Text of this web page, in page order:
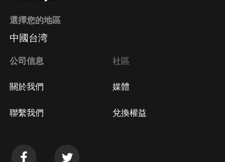
選擇您的地區
中國台湾
公司信息
關於我們
聯繫我們
社區
媒體
兌換權益